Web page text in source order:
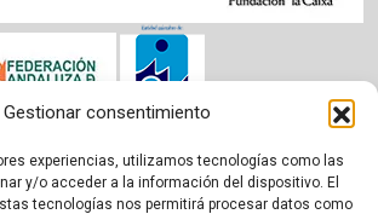
Gestionar consentimiento
experiencias, utilizamos tecnologías como las
y/o acceder a la información del dispositivo. El
tecnologías nos permitirá procesar datos como
de cookies|Privacidad